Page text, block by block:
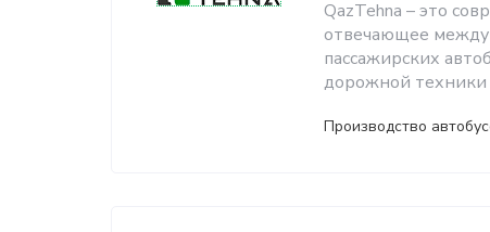
QazTehna – это
отвечающее
пассажирских
дорожной техники
Производство